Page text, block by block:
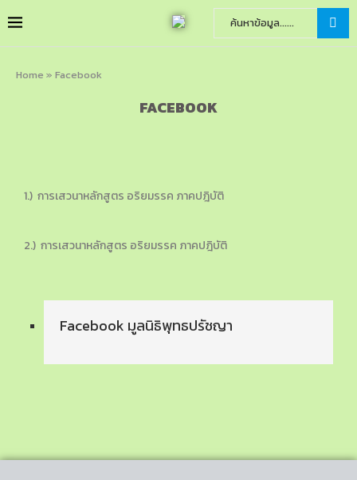
Home » Facebook
FACEBOOK
1.) การเสวนาหลักสูตร อริยมรรค ภาคปฎิบัติ
2.) การเสวนาหลักสูตร อริยมรรค ภาคปฎิบัติ
Facebook มูลนิธิพุทธปรัชญา